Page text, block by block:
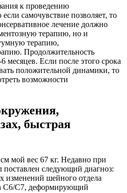
к проведению
самочувствие позволяет, то
лечение должно
терапию, но и
терапию,
Продолжительность
месяцев. Если после этого срока
положительной динамики, то
возможности
быстрая
мой вес 67 кг. Недавно при
следующий диагноз:
изменений шейного отдела
С6/С7, деформирующий